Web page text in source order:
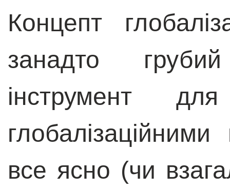
Концепт
занадто
інструмент
все ясно (чи